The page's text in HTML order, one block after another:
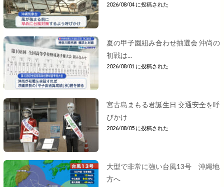
2026/08/04 に投稿された
夏の甲子園組み合わせ抽選会 沖尚の
初戦は...
2026/08/01 に投稿された
宮古島まもる君誕生日 交通安全を呼
びかけ
2026/08/05 に投稿された
大型で非常に強い台風13号 沖縄地
方へ